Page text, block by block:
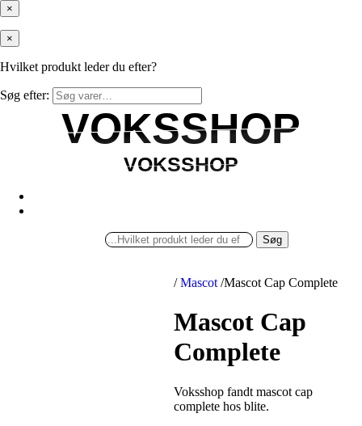
×
×
Hvilket produkt leder du efter?
Søg efter:
VOKSSHOP
VOKSSHOP
VOKSSHOP
VOKSSHOP
Søg
/ Mascot /Mascot Cap Complete
Mascot Cap
Complete
Voksshop fandt mascot cap
complete hos blite.